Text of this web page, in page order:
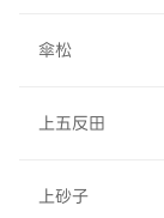
傘松
上五反田
上砂子